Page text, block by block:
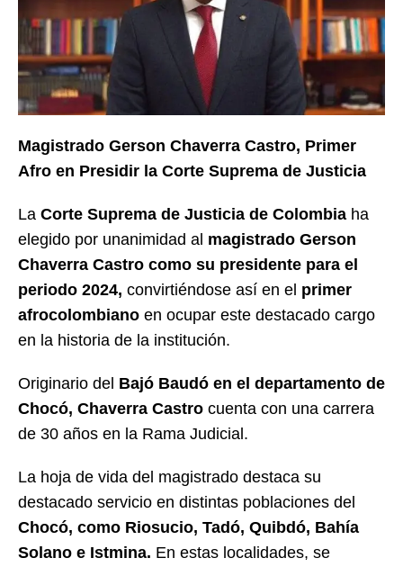
Magistrado Gerson Chaverra Castro, Primer
Afro en Presidir la Corte Suprema de Justicia
La Corte Suprema de Justicia de Colombia ha
elegido por unanimidad al magistrado Gerson
Chaverra Castro como su presidente para el
periodo 2024, convirtiéndose así en el primer
afrocolombiano en ocupar este destacado cargo
en la historia de la institución.
Originario del Bajó Baudó en el departamento de
Chocó, Chaverra Castro cuenta con una carrera
de 30 años en la Rama Judicial.
La hoja de vida del magistrado destaca su
destacado servicio en distintas poblaciones del
Chocó, como Riosucio, Tadó, Quibdó, Bahía
Solano e Istmina. En estas localidades, se